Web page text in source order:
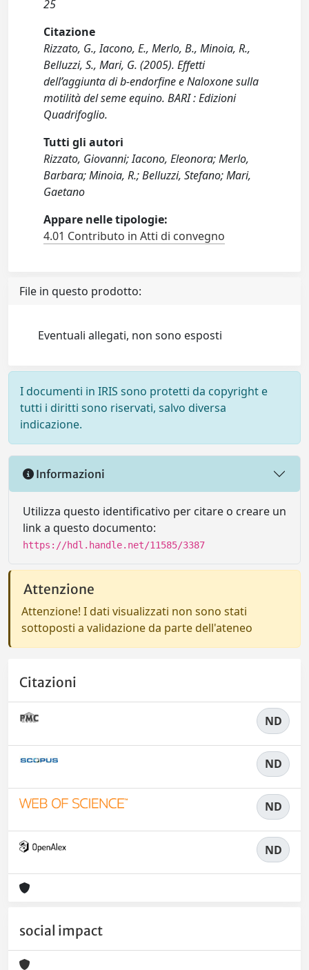
25
Citazione
Rizzato, G., Iacono, E., Merlo, B., Minoia, R.,
Belluzzi, S., Mari, G. (2005). Effetti
dell’aggiunta di b-endorfine e Naloxone sulla
motilità del seme equino. BARI : Edizioni
Quadrifoglio.
Tutti gli autori
Rizzato, Giovanni; Iacono, Eleonora; Merlo,
Barbara; Minoia, R.; Belluzzi, Stefano; Mari,
Gaetano
Appare nelle tipologie:
4.01 Contributo in Atti di convegno
File in questo prodotto:
Eventuali allegati, non sono esposti
I documenti in IRIS sono protetti da copyright e
tutti i diritti sono riservati, salvo diversa
indicazione.
Informazioni
Utilizza questo identificativo per citare o creare un
link a questo documento:
https://hdl.handle.net/11585/3387
Attenzione
Attenzione! I dati visualizzati non sono stati
sottoposti a validazione da parte dell'ateneo
Citazioni
ND
ND
ND
ND
social impact